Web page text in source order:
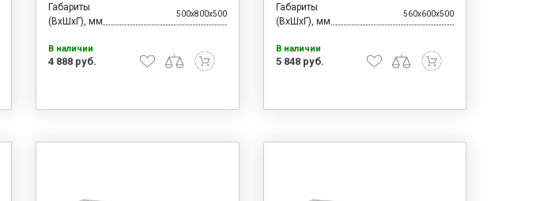
Габариты
(ВхШхГ), мм
500x800x500
В наличии
4 888 руб.
Габариты
(ВхШхГ), мм
560x600x500
В наличии
5 848 руб.